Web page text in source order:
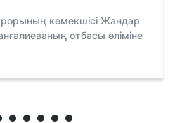
көмекшісі Жандар
отбасы өліміне